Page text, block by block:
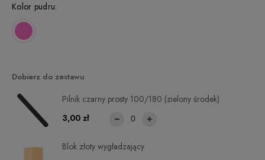
Kolor pudru:
Dobierz do zestawu
Blok złoty wygładzający
Pilnik czarny prosty 100/180 (zielony środek)
3,00 zł